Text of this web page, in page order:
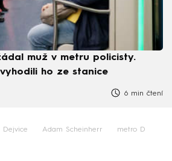
muž v metru policisty.
ho ze stanice
6 min čtení
Dejvice Adam Scheinherr metro D